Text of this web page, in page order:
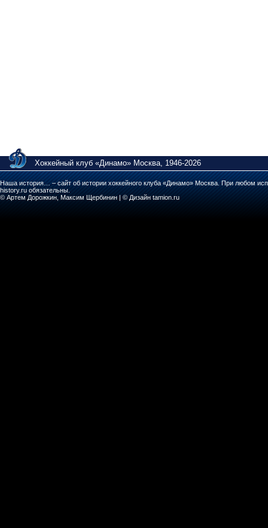
Хоккейный клуб «Динамо» Москва, 1946-2026
Наша история… – сайт об истории хоккейного клуба «Динамо» Москва. При любом
history.ru обязательны.
© Артем Дорожкин, Максим Щербинин | © Дизайн tamion.ru